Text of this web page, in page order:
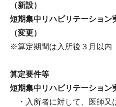
（新設）
短期集中リハビリテーション
（変更）
※算定期間は入所後３月以内
算定要件等
短期集中リハビリテーション
・入所者に対して、医師又